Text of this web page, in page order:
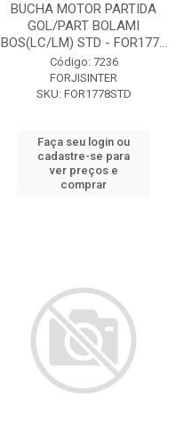
BUCHA MOTOR PARTIDA
GOL/PART BOLAMI
BOS(LC/LM) STD - FOR177...
Código: 7236
FORJISINTER
SKU: FOR1778STD
Faça seu login ou
cadastre-se para
ver preços e
comprar